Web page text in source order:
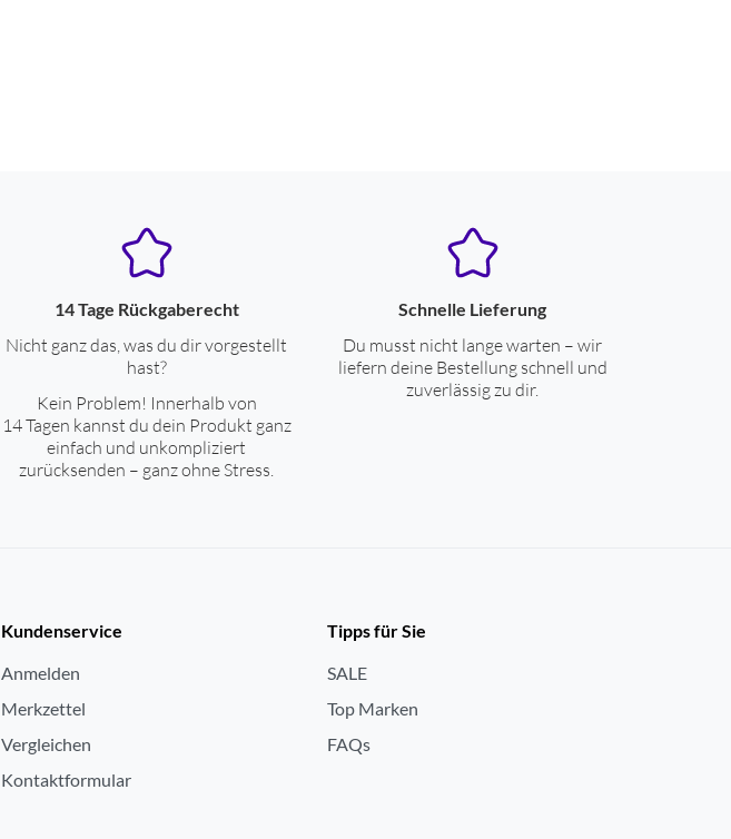
14 Tage Rückgaberecht
Nicht ganz das, was du dir vorgestellt
hast?
Kein Problem! Innerhalb von
14 Tagen kannst du dein Produkt ganz
einfach und unkompliziert
zurücksenden – ganz ohne Stress.
Schnelle Lieferung
Du musst nicht lange warten – wir
liefern deine Bestellung schnell und
zuverlässig zu dir.
Kundenservice
Anmelden
Merkzettel
Vergleichen
Kontaktformular
Tipps für Sie
SALE
Top Marken
FAQs